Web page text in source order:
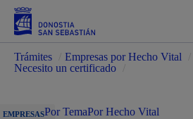
Trámites Empresas por Hecho Vital
Necesito un certificado
EMPRESASPor TemaPor Hecho Vital